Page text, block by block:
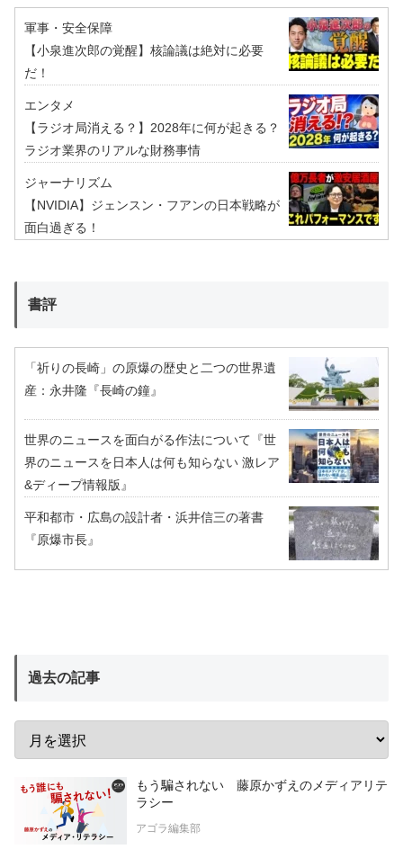
軍事・安全保障
【小泉進次郎の覚醒】核論議は絶対に必要
だ！
エンタメ
【ラジオ局消える？】2028年に何が起きる？
ラジオ業界のリアルな財務事情
ジャーナリズム
【NVIDIA】ジェンスン・フアンの日本戦略が
面白過ぎる！
書評
「祈りの長崎」の原爆の歴史と二つの世界遺
産：永井隆『長崎の鐘』
世界のニュースを面白がる作法について『世
界のニュースを日本人は何も知らない 激レア
&ディープ情報版』
平和都市・広島の設計者・浜井信三の著書
『原爆市長』
過去の記事
もう騙されない 藤原かずえのメディアリテ
ラシー
アゴラ編集部